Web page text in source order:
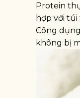
Protein
hợp với
Công
không bị